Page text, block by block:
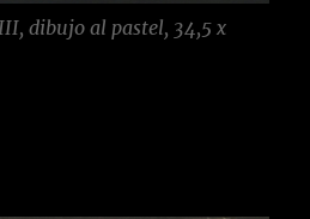
dibujo al pastel, 34,5 x